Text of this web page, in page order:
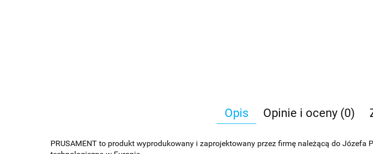
Opis Opinie i oceny (0)
PRUSAMENT to produkt wyprodukowany i zaprojektowany przez firmę należącą do Józefa